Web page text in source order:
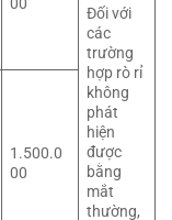
Đối với
các
trường
hợp rò rỉ
không
phát
hiện
được
bằng
mắt
thường,
00
1.500.0
00